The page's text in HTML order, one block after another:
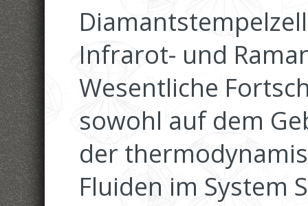
Infrarot- und
Wesentliche
sowohl auf dem
der
Fluiden im System